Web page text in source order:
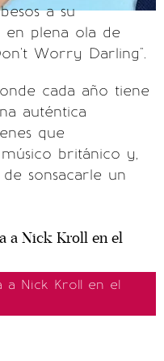
a su
en plena ola de
Worry Darling".
cada año tiene
auténtica
que
británico y,
sonsacarle un
a Nick Kroll en el